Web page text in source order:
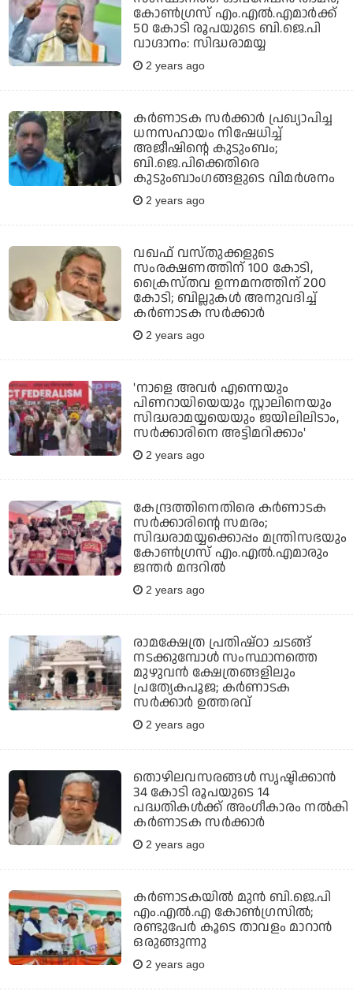
കോണ്‍ഗ്രസ് എം.എല്‍.എമാര്‍ക്ക്
50 കോടി രൂപയുടെ ബി.ജെ.പി
വാഗ്ദാനം: സിദ്ധരാമയ്യ
2 years ago
കര്‍ണാടക സര്‍ക്കാര്‍ പ്രഖ്യാപിച്ച
ധനസഹായം നിഷേധിച്ച്
അജീഷിന്റെ കുടുംബം;
ബി.ജെ.പിക്കെതിരെ
കുടുംബാംഗങ്ങളുടെ വിമര്‍ശനം
2 years ago
വഖഫ് വസ്തുക്കളുടെ
സംരക്ഷണത്തിന് 100 കോടി,
ക്രൈസ്തവ ഉന്നമനത്തിന് 200
കോടി; ബില്ലുകള്‍ അനുവദിച്ച്
കര്‍ണാടക സര്‍ക്കാര്‍
2 years ago
'നാളെ അവർ എന്നെയും
പിണറായിയെയും സ്റ്റാലിനെയും
സിദ്ധരാമയ്യയെയും ജയിലിലിടാം,
സർക്കാരിനെ അട്ടിമറിക്കാം'
2 years ago
കേന്ദ്രത്തിനെതിരെ കർണാടക
സർക്കാരിന്റെ സമരം;
സിദ്ധരാമയ്യക്കൊപ്പം മന്ത്രിസഭയും
കോൺഗ്രസ്‌ എം.എൽ.എമാരും
ജന്തർ മന്ദറിൽ
2 years ago
രാമക്ഷേത്ര പ്രതിഷ്ഠാ ചടങ്ങ്
നടക്കുമ്പോൾ സംസ്ഥാനത്തെ
മുഴുവൻ ക്ഷേത്രങ്ങളിലും
പ്രത്യേകപൂജ; കർണാടക
സർക്കാർ ഉത്തരവ്
2 years ago
തൊഴിലവസരങ്ങള്‍ സൃഷ്ടിക്കാന്‍
34 കോടി രൂപയുടെ 14
പദ്ധതികള്‍ക്ക് അംഗീകാരം നല്‍കി
കര്‍ണാടക സര്‍ക്കാര്‍
2 years ago
കർണാടകയിൽ മുൻ ബി.ജെ.പി
എം.എൽ.എ കോൺഗ്രസിൽ;
രണ്ടുപേർ കൂടെ താവളം മാറാൻ
ഒരുങ്ങുന്നു
2 years ago